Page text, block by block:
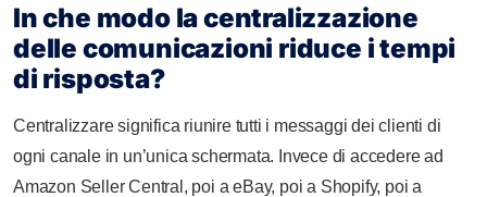
In che modo la centralizzazione
delle comunicazioni riduce i tempi
di risposta?
Centralizzare significa riunire tutti i messaggi dei clienti di
ogni canale in un’unica schermata. Invece di accedere ad
Amazon Seller Central, poi a eBay, poi a Shopify, poi a